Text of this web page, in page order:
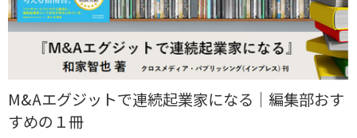
M&Aエグジットで連続起業家になる｜編集部おす
すめの１冊